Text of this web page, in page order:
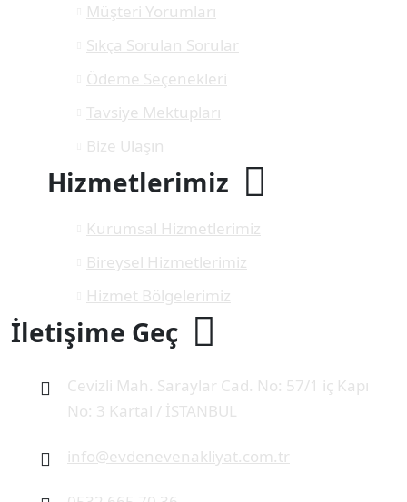
Müşteri Yorumları
Sıkça Sorulan Sorular
Ödeme Seçenekleri
Tavsiye Mektupları
Bize Ulaşın
Hizmetlerimiz
Kurumsal Hizmetlerimiz
Bireysel Hizmetlerimiz
Hizmet Bölgelerimiz
İletişime Geç
Cevizli Mah. Saraylar Cad. No: 57/1 iç Kapı
No: 3 Kartal / İSTANBUL
info@evdenevenakliyat.com.tr